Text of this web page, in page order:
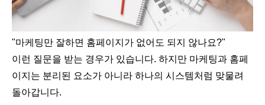
"마케팅만 잘하면 홈페이지가 없어도 되지 않나요?"
이런 질문을 받는 경우가 있습니다. 하지만 마케팅과 홈페
이지는 분리된 요소가 아니라 하나의 시스템처럼 맞물려
돌아갑니다.